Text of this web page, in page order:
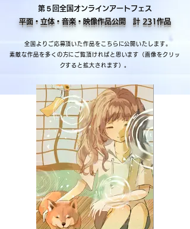
第５回全国オンラインアートフェス
平面・立体・音楽・映像作品公開 計 231作品
全国よりご応募頂いた作品をこちらに公開いたします。
素敵な作品を多くの方にご覧頂ければと思います（画像をクリッ
クすると拡大されます）。